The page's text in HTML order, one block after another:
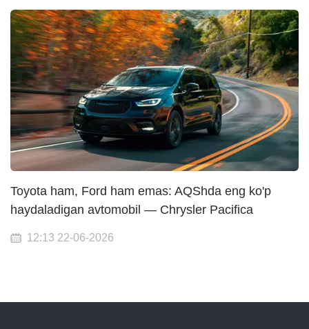
Toyota ham, Ford ham emas: AQShda eng ko'p
haydaladigan avtomobil — Chrysler Pacifica
12:13 22-06-2026